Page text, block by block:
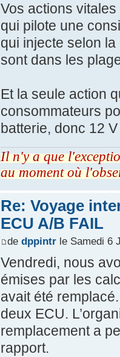
Vos actions
qui pilote une
qui injecte selon
sont dans les
Et la seule action
consommateurs
batterie, donc 12
Il n'y a que
au moment où
Re: Voyage
ECU A/B FAIL
de dppintrle Samedi 6
Vendredi, nous
émises par les
avait été
deux ECU.
remplacement a
rapport.